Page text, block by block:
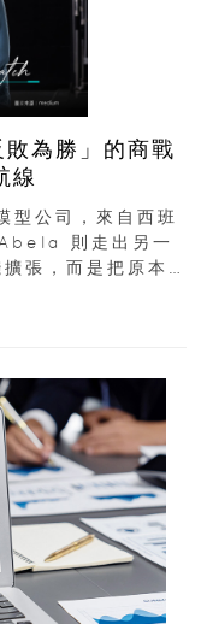
為勝」的商戰
線
型公司，來自西班
則走出另一
張，而是把原本